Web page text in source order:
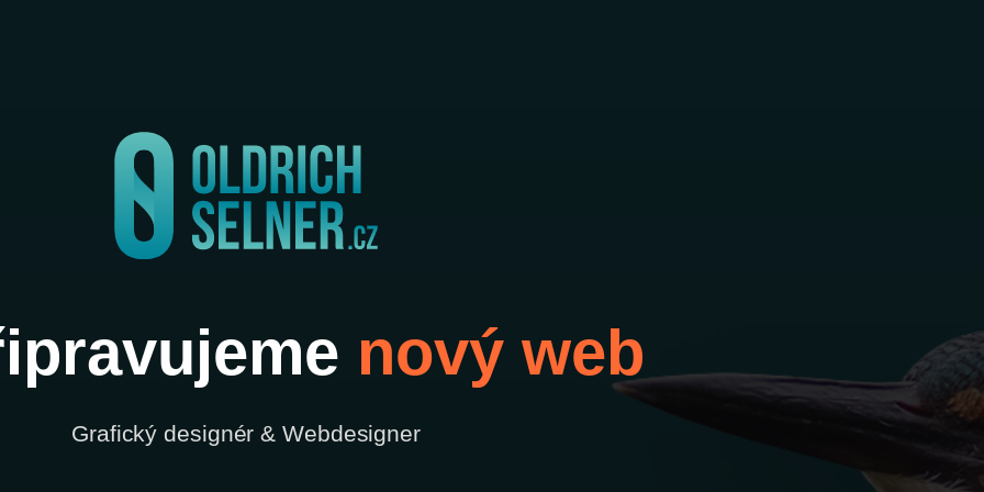
nový web
Grafický designér & Webdesigner